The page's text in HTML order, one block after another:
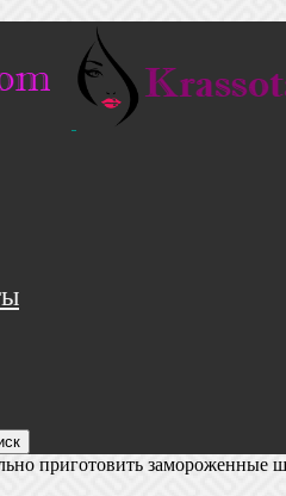
приготовить замороженные